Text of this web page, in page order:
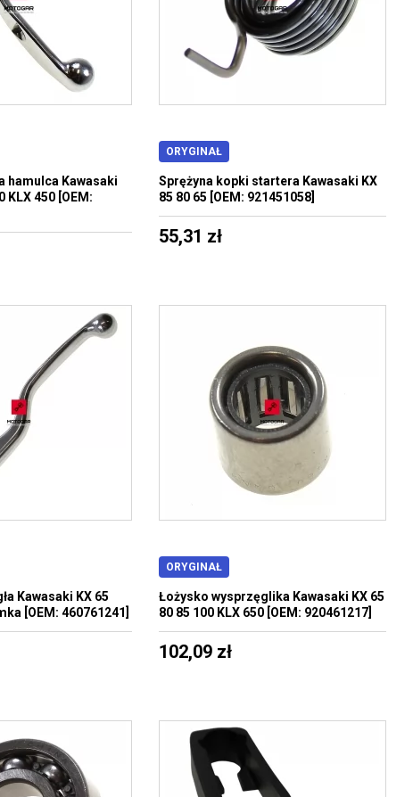
hamulca Kawasaki
KLX 450 [OEM:
ORYGINAŁ
Sprężyna kopki startera Kawasaki KX
85 80 65 [OEM: 921451058]
55,31 zł
Kawasaki KX 65
[OEM: 460761241]
ORYGINAŁ
Łożysko wysprzęglika Kawasaki KX 65
80 85 100 KLX 650 [OEM: 920461217]
102,09 zł